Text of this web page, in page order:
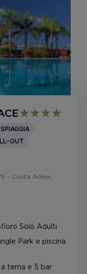
OUT
- Costa Adeje,
Solo Adulti
Park e piscina
tema e 5 bar